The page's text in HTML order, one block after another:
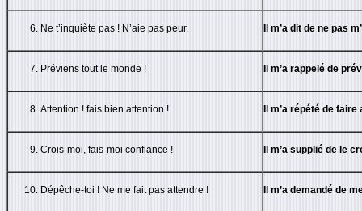
Ne t’inquiète pas ! N’aie pas peur. Il m’a dit de ne pas
Préviens tout le monde ! Il m’a rappelé de
Attention ! fais bien attention ! Il m’a répété de
Crois-moi, fais-moi confiance ! Il m’a supplié de le
Dépêche-toi ! Ne me fait pas attendre ! Il m’a demandé de